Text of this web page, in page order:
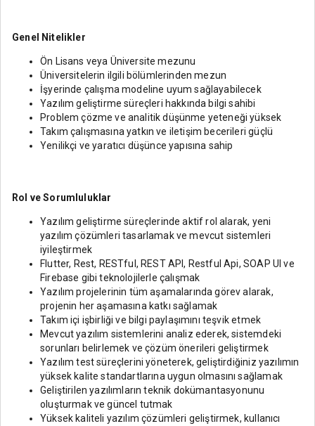
Genel Nitelikler
Ön Lisans veya Üniversite mezunu
Üniversitelerin ilgili bölümlerinden mezun
İşyerinde çalışma modeline uyum sağlayabilecek
Yazılım geliştirme süreçleri hakkında bilgi sahibi
Problem çözme ve analitik düşünme yeteneği yüksek
Takım çalışmasına yatkın ve iletişim becerileri güçlü
Yenilikçi ve yaratıcı düşünce yapısına sahip
Rol ve Sorumluluklar
Yazılım geliştirme süreçlerinde aktif rol alarak, yeni
yazılım çözümleri tasarlamak ve mevcut sistemleri
iyileştirmek
Flutter, Rest, RESTful, REST API, Restful Api, SOAP UI ve
Firebase gibi teknolojilerle çalışmak
Yazılım projelerinin tüm aşamalarında görev alarak,
projenin her aşamasına katkı sağlamak
Takım içi işbirliği ve bilgi paylaşımını teşvik etmek
Mevcut yazılım sistemlerini analiz ederek, sistemdeki
sorunları belirlemek ve çözüm önerileri geliştirmek
Yazılım test süreçlerini yöneterek, geliştirdiğiniz yazılımın
yüksek kalite standartlarına uygun olmasını sağlamak
Geliştirilen yazılımların teknik dokümantasyonunu
oluşturmak ve güncel tutmak
Yüksek kaliteli yazılım çözümleri geliştirmek, kullanıcı